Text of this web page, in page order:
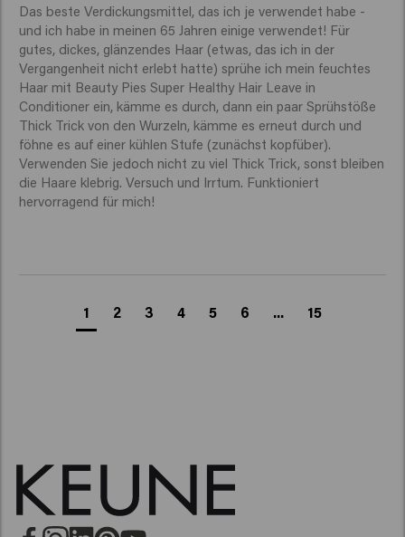
Das beste Verdickungsmittel, das ich je verwendet habe -
und ich habe in meinen 65 Jahren einige verwendet! Für
gutes, dickes, glänzendes Haar (etwas, das ich in der
Vergangenheit nicht erlebt hatte) sprühe ich mein feuchtes
Haar mit Beauty Pies Super Healthy Hair Leave in
Conditioner ein, kämme es durch, dann ein paar Sprühstöße
Thick Trick von den Wurzeln, kämme es erneut durch und
föhne es auf einer kühlen Stufe (zunächst kopfüber).
Verwenden Sie jedoch nicht zu viel Thick Trick, sonst bleiben
die Haare klebrig. Versuch und Irrtum. Funktioniert
hervorragend für mich!
1 2 3 4 5 6 ... 15